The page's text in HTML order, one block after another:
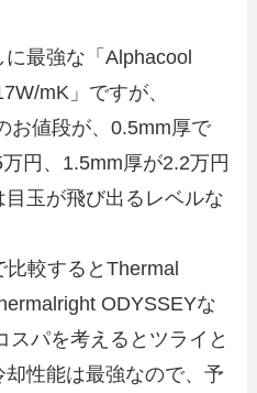
最強な「Alphacool
mK」ですが、
お値段が、0.5mm厚で
円、1.5mm厚が2.2万円
玉が飛び出るレベルな
比較するとThermal
ODYSSEYな
スパを考えるとツライと
性能は最強なので、予